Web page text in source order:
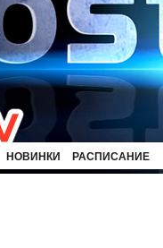
НОВИНКИ РАСПИСАНИЕ